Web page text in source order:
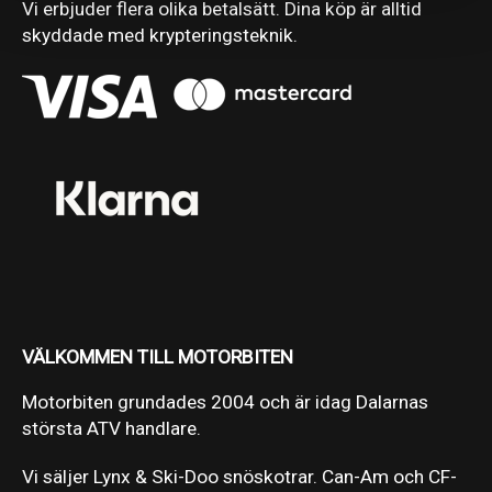
Vi erbjuder flera olika betalsätt. Dina köp är alltid
skyddade med krypteringsteknik.
VÄLKOMMEN TILL MOTORBITEN
Motorbiten grundades 2004 och är idag Dalarnas
största ATV handlare.
Vi säljer Lynx & Ski-Doo snöskotrar. Can-Am och CF-